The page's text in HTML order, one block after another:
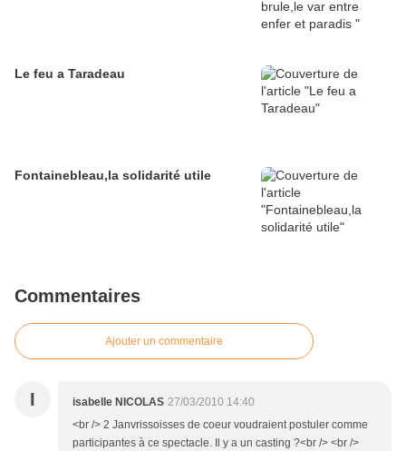
Le feu a Taradeau
Fontainebleau,la solidarité utile
Commentaires
Ajouter un commentaire
I isabelle NICOLAS 27/03/2010 14:40
<br /> 2 Janvrissoisses de coeur voudraient postuler comme
participantes à ce spectacle. Il y a un casting ?<br /> <br />